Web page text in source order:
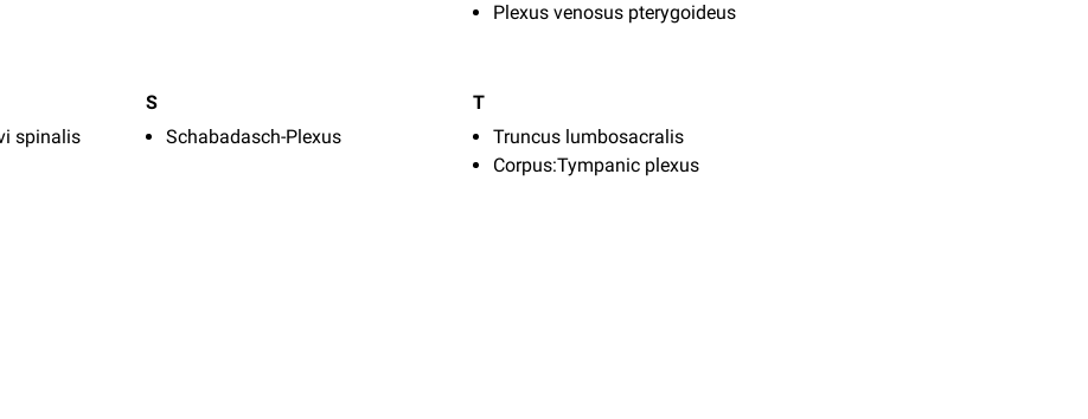
Plexus venosus pterygoideus
spinalis
S
Schabadasch-Plexus
T
Truncus lumbosacralis
Corpus:Tympanic plexus